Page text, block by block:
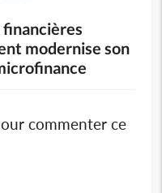
modernise son
commenter ce